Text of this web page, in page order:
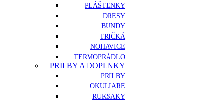
PLÁŠTENKY
DRESY
BUNDY
TRIČKÁ
NOHAVICE
TERMOPRÁDLO
PRILBY A DOPLNKY
PRILBY
OKULIARE
RUKSAKY